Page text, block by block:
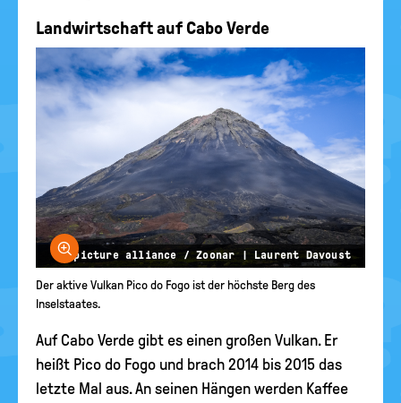
Landwirtschaft auf Cabo Verde
Bild vergrößern
© picture alliance / Zoonar | Laurent Davoust
Der aktive Vulkan Pico do Fogo ist der höchste Berg des
Inselstaates.
Auf Cabo Verde gibt es einen großen Vulkan. Er
heißt Pico do Fogo und brach 2014 bis 2015 das
letzte Mal aus. An seinen Hängen werden Kaffee